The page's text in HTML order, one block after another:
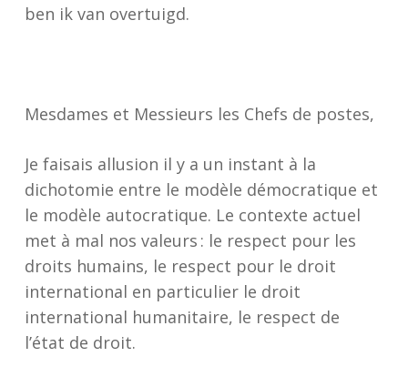
ben ik van overtuigd.
Mesdames et Messieurs les Chefs de postes,
Je faisais allusion il y a un instant à la
dichotomie entre le modèle démocratique et
le modèle autocratique. Le contexte actuel
met à mal nos valeurs : le respect pour les
droits humains, le respect pour le droit
international en particulier le droit
international humanitaire, le respect de
l’état de droit.